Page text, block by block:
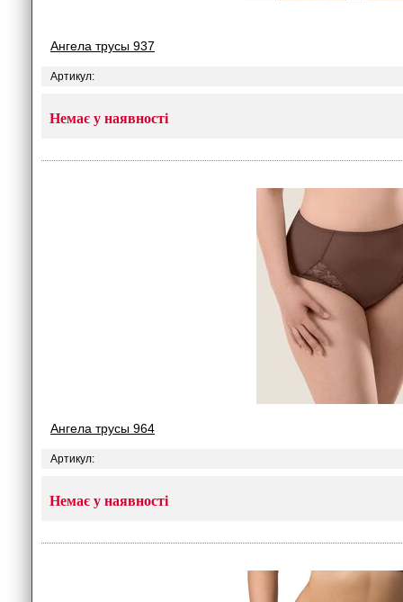
Ангела трусы 937
Артикул:
Немає у наявності
Ангела трусы 964
Артикул:
Немає у наявності